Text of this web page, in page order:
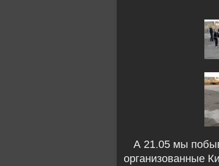
А 21.05 мы
организованные